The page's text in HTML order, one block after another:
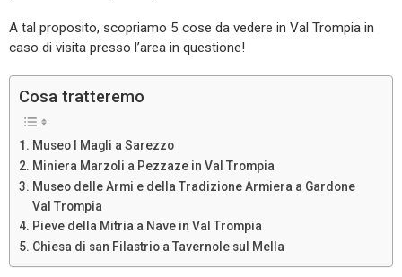
A tal proposito, scopriamo 5 cose da vedere in Val Trompia in
caso di visita presso l’area in questione!
Cosa tratteremo
Museo I Magli a Sarezzo
Miniera Marzoli a Pezzaze in Val Trompia
Museo delle Armi e della Tradizione Armiera a Gardone
Val Trompia
Pieve della Mitria a Nave in Val Trompia
Chiesa di san Filastrio a Tavernole sul Mella